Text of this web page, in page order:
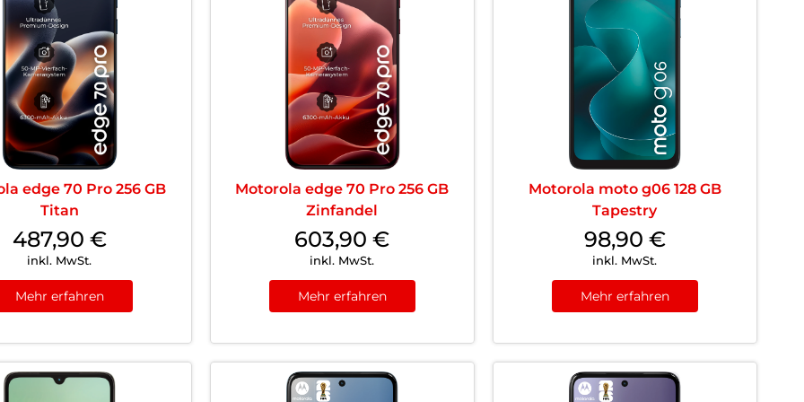
edge 70 Pro 256 GB
Titan
487,90 €
inkl. MwSt.
Mehr erfahren
Motorola edge 70 Pro 256 GB
Zinfandel
603,90€
inkl. MwSt.
Mehr erfahren
Motorola moto g06 128 GB
Tapestry
98,90 €
inkl. MwSt.
Mehr erfahren